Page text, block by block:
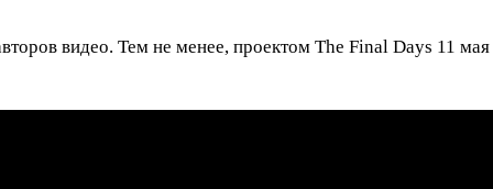
видео. Тем не менее, проектом The Final Days 11